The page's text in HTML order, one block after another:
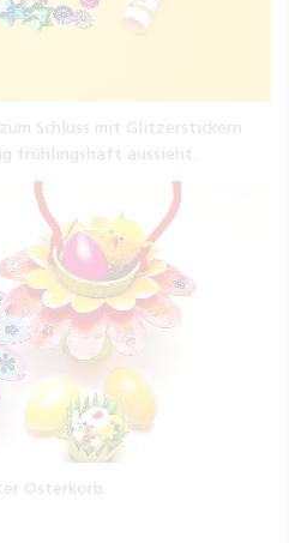
Schluss mit Glitzerstickern
frühlingshaft aussieht.
Osterkorb.